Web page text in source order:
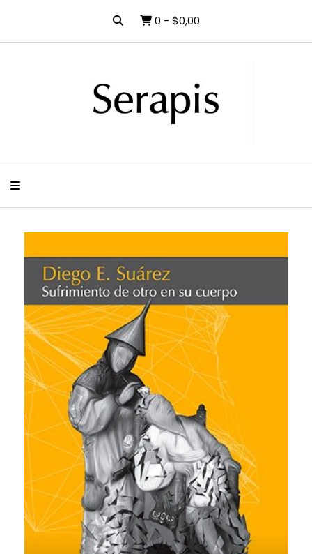
0 - $0,00